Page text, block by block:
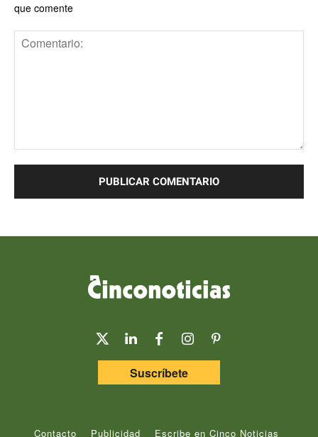
que comente
Suscríbete
Contacto Publicidad Escribe en Cinco Noticias